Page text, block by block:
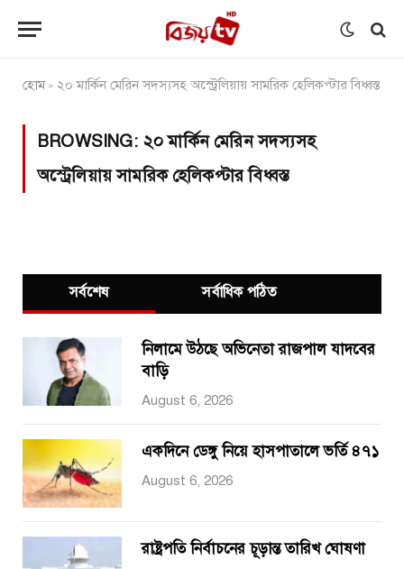
হোম» ২০ মার্কিন মেরিন সদস্যসহ অস্ট্রেলিয়ায় সামরিক হেলিকপ্টার বিধ্বস্ত
BROWSING: ২০ মার্কিন মেরিন সদস্যসহ
অস্ট্রেলিয়ায় সামরিক হেলিকপ্টার বিধ্বস্ত
সর্বশেষ সর্বাধিক পঠিত
নিলামে উঠছে অভিনেতা রাজপাল যাদবের
বাড়ি
August 6, 2026
একদিনে ডেঙ্গু নিয়ে হাসপাতালে ভর্তি ৪৭১
August 6, 2026
রাষ্ট্রপতি নির্বাচনের চূড়ান্ত তারিখ ঘোষণা